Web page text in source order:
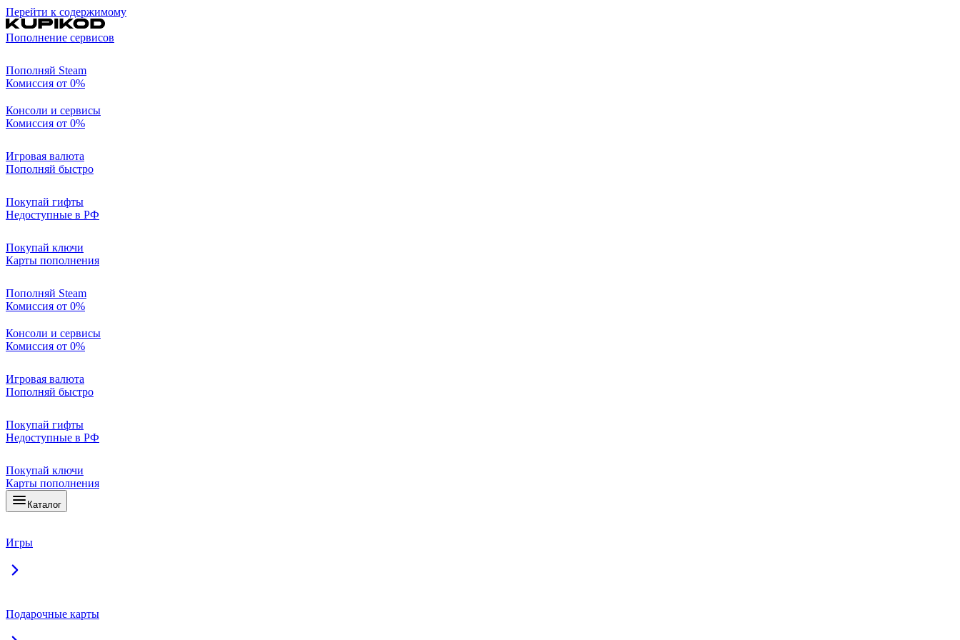
Перейти к содержимому
Пополнение сервисов
Пополняй Steam
Комиссия от 0%
Консоли и сервисы
Комиссия от 0%
Игровая валюта
Пополняй быстро
Покупай гифты
Недоступные в РФ
Покупай ключи
Карты пополнения
Пополняй Steam
Комиссия от 0%
Консоли и сервисы
Комиссия от 0%
Игровая валюта
Пополняй быстро
Покупай гифты
Недоступные в РФ
Покупай ключи
Карты пополнения
Каталог
Игры
Подарочные карты